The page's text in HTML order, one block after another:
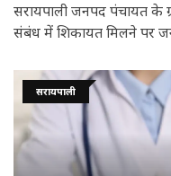
सरायपाली जनपद पंचायत के
संबंध में शिकायत मिलने पर
सरायपाली